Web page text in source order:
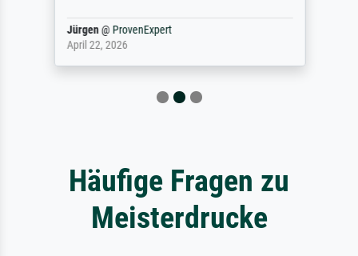
Jürgen@ ProvenExpert
April 22, 2026
Häufige Fragen zu
Meisterdrucke